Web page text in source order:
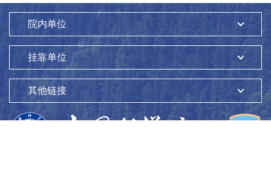
院内单位
挂靠单位
其他链接